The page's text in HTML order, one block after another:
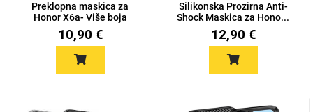
Preklopna maskica za
Honor X6a- Više boja
10,90 €
Silikonska Prozirna Anti-
Shock Maskica za Hono...
12,90 €